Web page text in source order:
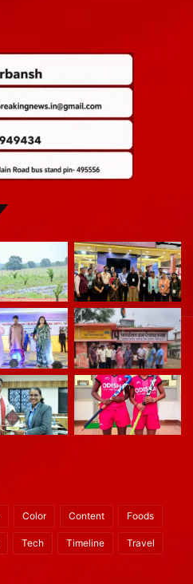
Color Content Foods
Tech Timeline Travel